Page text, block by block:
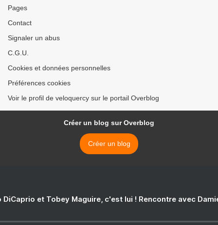
Pages
Contact
Signaler un abus
C.G.U.
Cookies et données personnelles
Préférences cookies
Voir le profil de veloquercy sur le portail Overblog
Créer un blog sur Overblog
Créer un blog
DiCaprio et Tobey Maguire, c'est lui ! Rencontre avec